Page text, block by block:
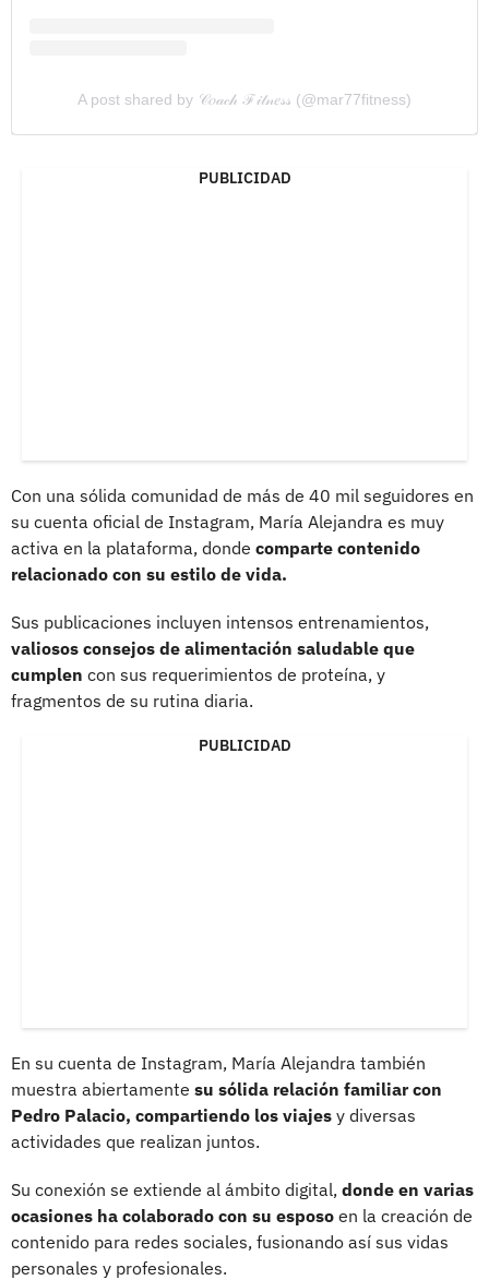
A post shared by 𝒞𝑜𝒶𝒸𝒽 ℱ𝒾𝓉𝓃𝑒𝓈𝓈 (@mar77fitness)
PUBLICIDAD
Con una sólida comunidad de más de 40 mil seguidores en
su cuenta oficial de Instagram, María Alejandra es muy
activa en la plataforma, donde comparte contenido
relacionado con su estilo de vida.
Sus publicaciones incluyen intensos entrenamientos,
valiosos consejos de alimentación saludable que
cumplen con sus requerimientos de proteína, y
fragmentos de su rutina diaria.
PUBLICIDAD
En su cuenta de Instagram, María Alejandra también
muestra abiertamente su sólida relación familiar con
Pedro Palacio, compartiendo los viajes y diversas
actividades que realizan juntos.
Su conexión se extiende al ámbito digital, donde en varias
ocasiones ha colaborado con su esposo en la creación de
contenido para redes sociales, fusionando así sus vidas
personales y profesionales.